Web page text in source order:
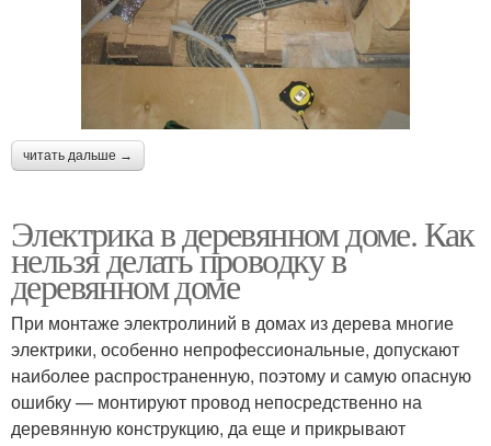
читать дальше →
Электрика в деревянном доме. Как
нельзя делать проводку в
деревянном доме
При монтаже электролиний в домах из дерева многие
электрики, особенно непрофессиональные, допускают
наиболее распространенную, поэтому и самую опасную
ошибку — монтируют провод непосредственно на
деревянную конструкцию, да еще и прикрывают